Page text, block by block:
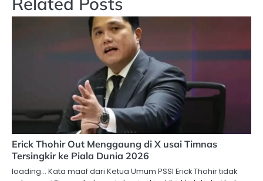
Erick Thohir Out Menggaung di X usai Timnas
Tersingkir ke Piala Dunia 2026
loading… Kata maaf dari Ketua Umum PSSI Erick Thohir tidak